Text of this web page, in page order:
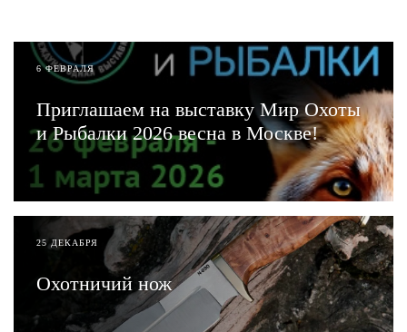
6 ФЕВРАЛЯ
Приглашаем на выставку Мир Охоты
и Рыбалки 2026 весна в Москве!
ЧИТАТЬ
25 ДЕКАБРЯ
Охотничий нож